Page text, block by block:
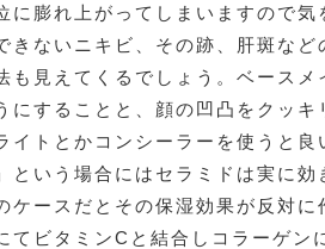
に膨れ上がってしまいますので気
きないニキビ、その跡、肝斑な
も見えてくるでしょう。ベースメ
にすることと、顔の凹凸をクッキ
イトとかコンシーラーを使うと良
という場合にはセラミドは実に
ケースだとその保湿効果が反対に
てビタミンCと結合しコラーゲン